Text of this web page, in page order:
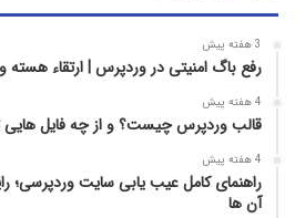
3 هفته پیش
رفع باگ امنیتی در وردپرس | ارتقاء هسته
4 هفته پیش
قالب وردپرس چیست؟ و از چه فایل­
4 هفته پیش
راهنمای کامل عیب‌ یابی سایت
آن‌ ها